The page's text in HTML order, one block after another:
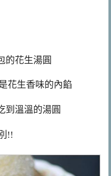
的花生湯圓
花生香味的內餡
到溫溫的湯圓
!!